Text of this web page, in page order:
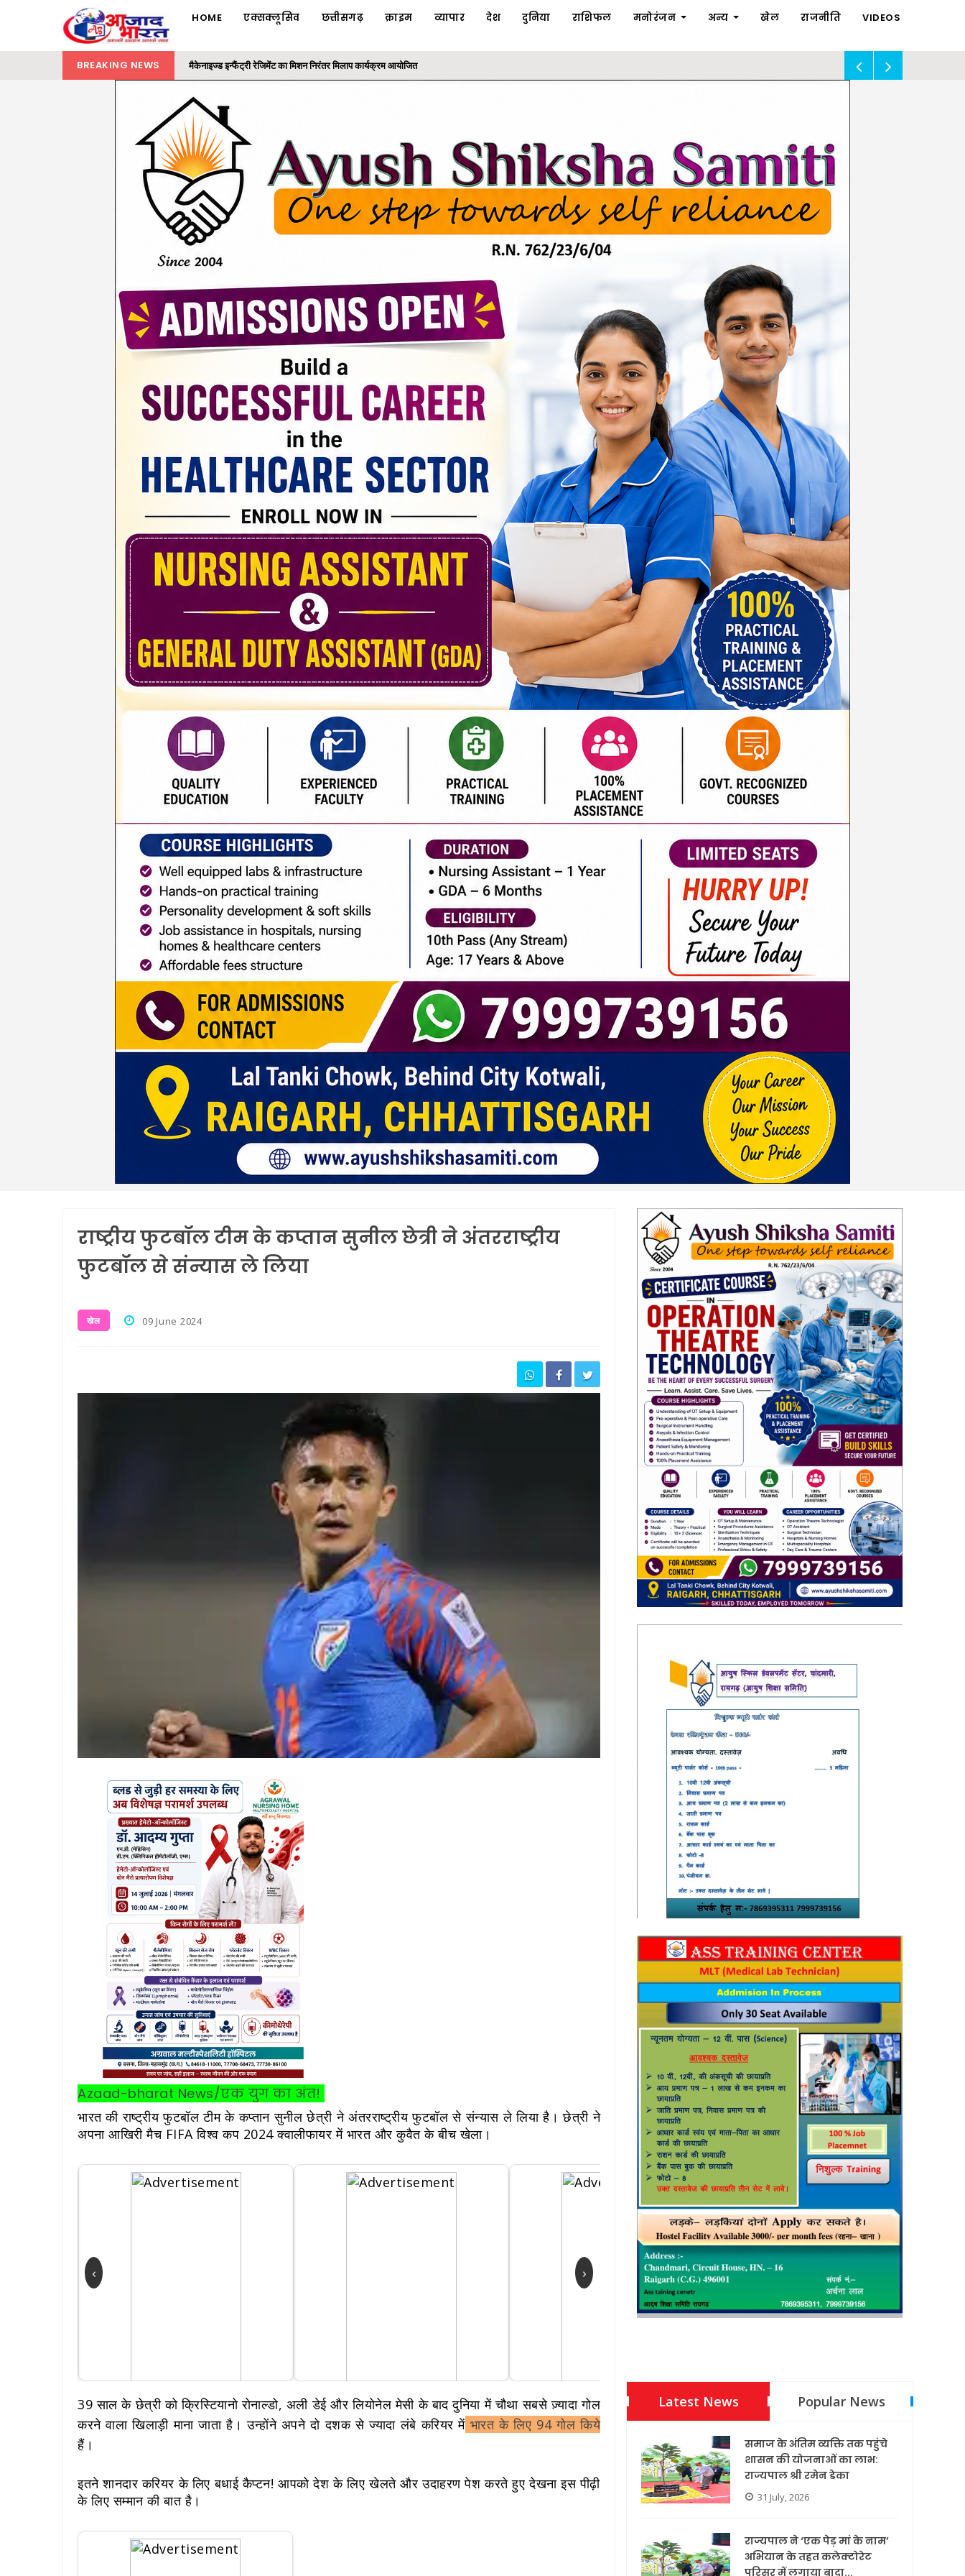
HOME एक्सक्लूसिव छत्तीसगढ़ क्राइम व्यापार देश दुनिया राशिफल मनोरंजन अन्य खेल राजनीति VIDEOS
BREAKING NEWS ट्रैफिक पुलिस का विशेष अभियान : 16 नाबालिग वाहन चालकों के अभिभावक पर कार्रवाई
रायगढ़ में 32 लाख की ट्रांसपोर्ट कंपनी धोखाधड़ी का फरार आरोपी गिरफ्तार, 'ऑपरेशन क्लीन हंट' के तहत...
समाज के अंतिम व्यक्ति तक पहुंचे शासन की योजनाओं का लाभ: राज्यपाल श्री रमेन डेका
राज्यपाल ने ‘एक पेड़ मां के नाम’ अभियान के तहत कलेक्टोरेट परिसर में लगाया बादाम का पौधा
मैकेनाइज्ड इन्फैंट्री रेजिमेंट का मिशन निरंतर मिलाप कार्यक्रम आयोजित
राष्ट्रीय फुटबॉल टीम के कप्तान सुनील छेत्री ने अंतरराष्ट्रीय
फुटबॉल से संन्यास ले लिया
खेल 09 June 2024
Azaad-bharat News/एक युग का अंत!
भारत की राष्ट्रीय फुटबॉल टीम के कप्तान सुनील छेत्री ने अंतरराष्ट्रीय फुटबॉल से संन्यास ले लिया है। छेत्री ने
अपना आखिरी मैच FIFA विश्व कप 2024 क्वालीफायर में भारत और कुवैत के बीच खेला।
‹ ›
39 साल के छेत्री को क्रिस्टियानो रोनाल्डो, अली डेई और लियोनेल मेसी के बाद दुनिया में चौथा सबसे ज़्यादा गोल
करने वाला खिलाड़ी माना जाता है। उन्होंने अपने दो दशक से ज्यादा लंबे करियर मेंभारत के लिए 94 गोल किये
हैं।
इतने शानदार करियर के लिए बधाई कैप्टन! आपको देश के लिए खेलते और उदाहरण पेश करते हुए देखना इस पीढ़ी
के लिए सम्मान की बात है।
Latest News Popular News
समाज के अंतिम व्यक्ति तक पहुंचे
शासन की योजनाओं का लाभ:
राज्यपाल श्री रमेन डेका
31 July, 2026
राज्यपाल ने ‘एक पेड़ मां के नाम’
अभियान के तहत कलेक्टोरेट
परिसर में लगाया बादा...